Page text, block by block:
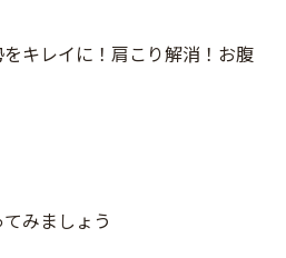
キレイに！肩こり解消！お腹
みましょう